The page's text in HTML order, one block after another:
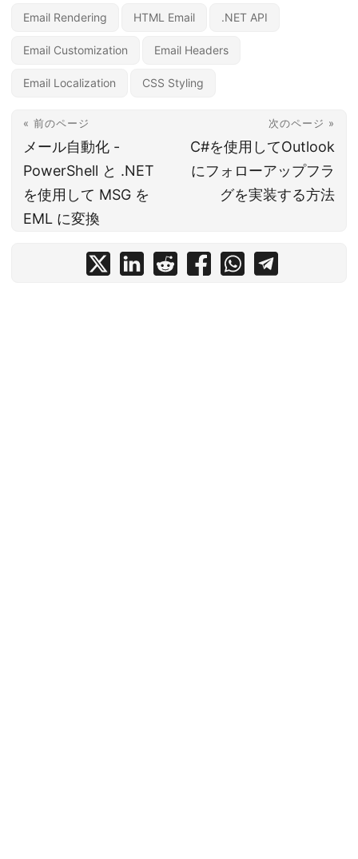
Email Rendering HTML Email .NET API
Email Customization Email Headers
Email Localization CSS Styling
« 前のページ
メール自動化 -
PowerShell と .NET
を使用して MSG を
EML に変換
次のページ »
C#を使用してOutlook
にフォローアップフラ
グを実装する方法